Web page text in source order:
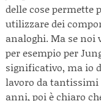
delle cose permette
utilizzare dei
analoghi. Ma se noi
per esempio per
significativo, ma io
lavoro da
anni, poi è chiaro